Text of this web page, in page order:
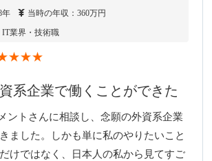
年
当時の年収：360万円
業界・技術職
系企業で働くことができた
ントさんに相談し、念願の外資系企業
ました。しかも単に私のやりたいこと
けではなく、日本人の私から見てすご